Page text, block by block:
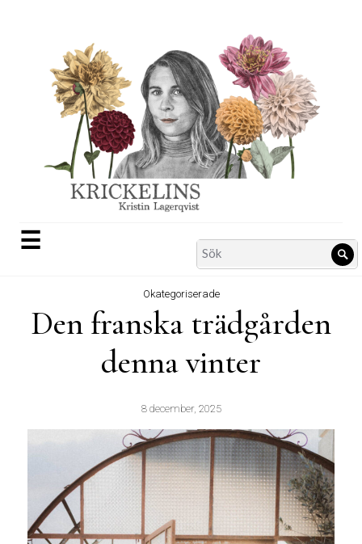
☰
Search
for:
Okategoriserade
Den franska trädgården
denna vinter
8 december, 2025